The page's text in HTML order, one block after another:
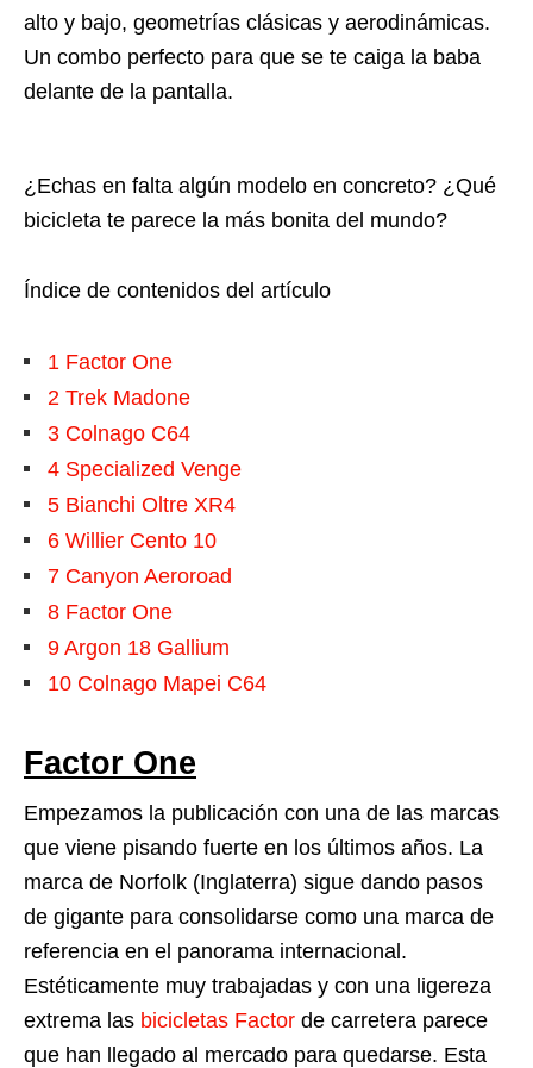
alto y bajo, geometrías clásicas y aerodinámicas.
Un combo perfecto para que se te caiga la baba
delante de la pantalla.
¿Echas en falta algún modelo en concreto? ¿Qué
bicicleta te parece la más bonita del mundo?
Índice de contenidos del artículo
1 Factor One
2 Trek Madone
3 Colnago C64
4 Specialized Venge
5 Bianchi Oltre XR4
6 Willier Cento 10
7 Canyon Aeroroad
8 Factor One
9 Argon 18 Gallium
10 Colnago Mapei C64
Factor One
Empezamos la publicación con una de las marcas
que viene pisando fuerte en los últimos años. La
marca de Norfolk (Inglaterra) sigue dando pasos
de gigante para consolidarse como una marca de
referencia en el panorama internacional.
Estéticamente muy trabajadas y con una ligereza
extrema las bicicletas Factor de carretera parece
que han llegado al mercado para quedarse. Esta